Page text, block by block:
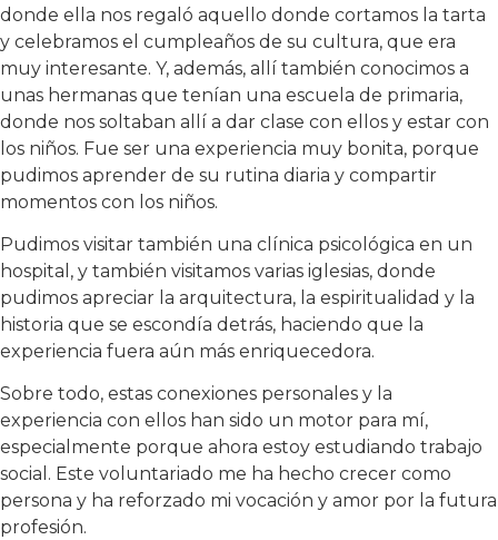
donde ella nos regaló aquello donde cortamos la tarta
y celebramos el cumpleaños de su cultura, que era
muy interesante. Y, además, allí también conocimos a
unas hermanas que tenían una escuela de primaria,
donde nos soltaban allí a dar clase con ellos y estar con
los niños. Fue ser una experiencia muy bonita, porque
pudimos aprender de su rutina diaria y compartir
momentos con los niños.
Pudimos visitar también una clínica psicológica en un
hospital, y también visitamos varias iglesias, donde
pudimos apreciar la arquitectura, la espiritualidad y la
historia que se escondía detrás, haciendo que la
experiencia fuera aún más enriquecedora.
Sobre todo, estas conexiones personales y la
experiencia con ellos han sido un motor para mí,
especialmente porque ahora estoy estudiando trabajo
social. Este voluntariado me ha hecho crecer como
persona y ha reforzado mi vocación y amor por la futura
profesión.